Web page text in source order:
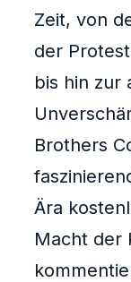
Zeit, von
der
bis hin zur
Brothers
Ära
Macht der